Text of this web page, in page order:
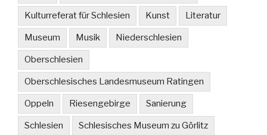
Kulturreferat für Schlesien Kunst Literatur
Museum Musik Niederschlesien
Oberschlesien
Oberschlesisches Landesmuseum Ratingen
Oppeln Riesengebirge Sanierung
Schlesien Schlesisches Museum zu Görlitz